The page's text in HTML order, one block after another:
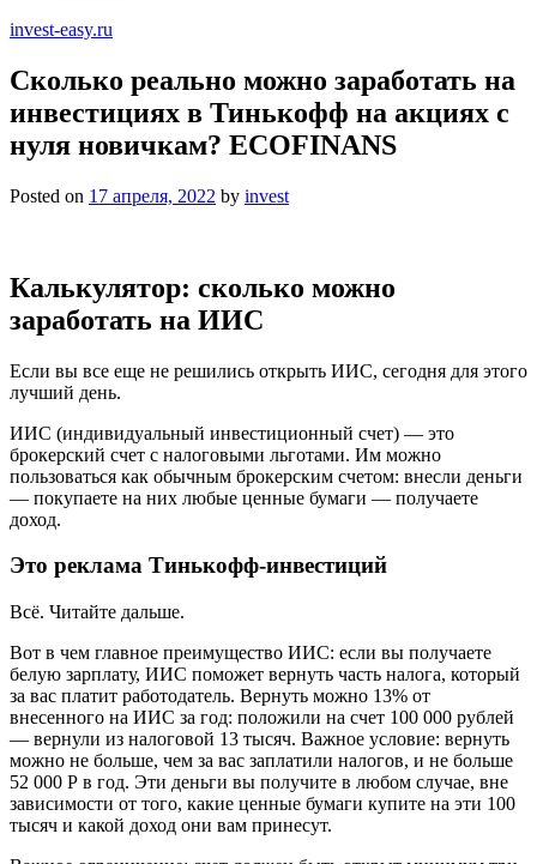
invest-easy.ru
Сколько реально можно заработать на
инвестициях в Тинькофф на акциях с
нуля новичкам? ECOFINANS
Posted on 17 апреля, 2022 by invest
Калькулятор: сколько можно
заработать на ИИС
Если вы все еще не решились открыть ИИС, сегодня для этого
лучший день.
ИИС (индивидуальный инвестиционный счет) — это
брокерский счет с налоговыми льготами. Им можно
пользоваться как обычным брокерским счетом: внесли деньги
— покупаете на них любые ценные бумаги — получаете
доход.
Это реклама Тинькофф-инвестиций
Всё. Читайте дальше.
Вот в чем главное преимущество ИИС: если вы получаете
белую зарплату, ИИС поможет вернуть часть налога, который
за вас платит работодатель. Вернуть можно 13% от
внесенного на ИИС за год: положили на счет 100 000 рублей
— вернули из налоговой 13 тысяч. Важное условие: вернуть
можно не больше, чем за вас заплатили налогов, и не больше
52 000 Р в год. Эти деньги вы получите в любом случае, вне
зависимости от того, какие ценные бумаги купите на эти 100
тысяч и какой доход они вам принесут.